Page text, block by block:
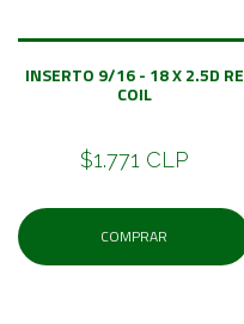
INSERTO 9/16 - 18 X 2.5D RE
COIL
$1.771 CLP
COMPRAR